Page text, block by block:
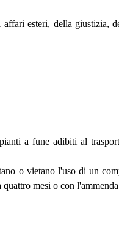
esteri, della giustizia,
a fune adibiti al
o vietano l'uso di un
mesi o con